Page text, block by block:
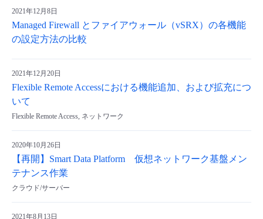
2021年12月8日
Managed Firewall とファイアウォール（vSRX）の各機能
の設定方法の比較
2021年12月20日
Flexible Remote Accessにおける機能追加、および拡充につ
いて
Flexible Remote Access, ネットワーク
2020年10月26日
【再開】Smart Data Platform 仮想ネットワーク基盤メン
テナンス作業
クラウド/サーバー
2021年8月13日